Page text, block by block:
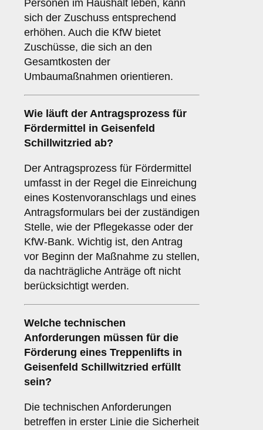
Personen im Haushalt leben, kann
sich der Zuschuss entsprechend
erhöhen. Auch die KfW bietet
Zuschüsse, die sich an den
Gesamtkosten der
Umbaumaßnahmen orientieren.
Wie läuft der Antragsprozess für
Fördermittel in Geisenfeld
Schillwitzried ab?
Der Antragsprozess für Fördermittel
umfasst in der Regel die Einreichung
eines Kostenvoranschlags und eines
Antragsformulars bei der zuständigen
Stelle, wie der Pflegekasse oder der
KfW-Bank. Wichtig ist, den Antrag
vor Beginn der Maßnahme zu stellen,
da nachträgliche Anträge oft nicht
berücksichtigt werden.
Welche technischen
Anforderungen müssen für die
Förderung eines Treppenlifts in
Geisenfeld Schillwitzried erfüllt
sein?
Die technischen Anforderungen
betreffen in erster Linie die Sicherheit